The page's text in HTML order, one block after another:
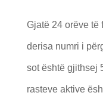
Gjatë 24 orëve të
derisa numri i
sot është gjithsej
rasteve aktive